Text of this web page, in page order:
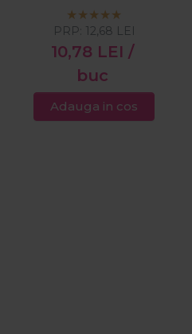
Economiser 55mm
10,78 LEI /
buc
PRP: 12,68 LEI
Adauga in cos